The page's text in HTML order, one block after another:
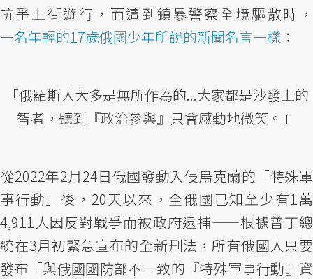
抗爭上街遊行，而遭到鎮暴警察全境驅散時，
一名年輕的17歲俄國少年所說的新聞名言一樣 ：
「俄羅斯人大多是無所作為的...大家都是沙發上的
智者，聽到『政治參與』只會感動地微笑。」
從2022年2月24日俄國發動入侵烏克蘭的「特殊軍
事行動」後，20天以來，全俄國已知至少有1萬
4,911人因反對戰爭而被政府逮捕——根據普丁總
統在3月初緊急宣布的全新刑法，所有俄國人只要
發布「與俄國國防部不一致的『特殊軍事行動』資